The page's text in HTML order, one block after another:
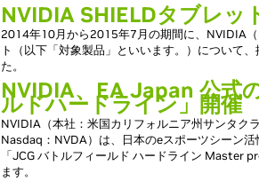
NVIDIA SHIELDタブレッ
2014年10月から2015年7月の期間に、NVIDIA
ト（以下「対象製品」といいます。）について
た。
NVIDIA、EA Japan 公式
ルドハードライン」開催
NVIDIA（本社：米国カリフォルニア州サンタク
Nasdaq：NVDA）は、日本のeスポーツシーン
「JCG バトルフィールド ハードライン Master
ます。